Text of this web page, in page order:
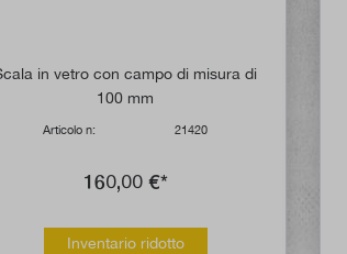
in vetro con campo di misura di
100 mm
Articolo n: 21420
160,00 €*
Inventario ridotto